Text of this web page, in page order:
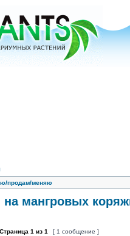
продам/меняю
мангровых
Страница 1 из 1 [ 1 сообщение ]